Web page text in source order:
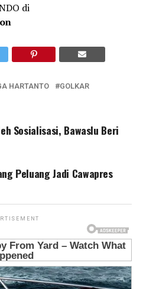
di
HARTANTO
GOLKAR
Sosialisasi, Bawaslu Beri
Peluang Jadi Cawapres